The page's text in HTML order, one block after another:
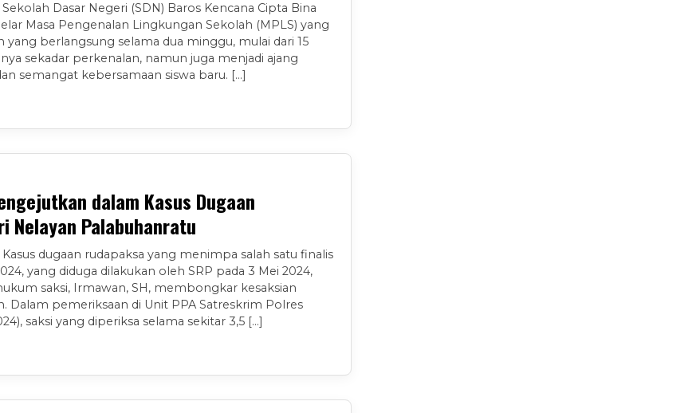
Dasar Negeri (SDN) Baros Kencana Cipta Bina
Masa Pengenalan Lingkungan Sekolah (MPLS) yang
yang berlangsung selama dua minggu, mulai dari 15
sekadar perkenalan, namun juga menjadi ajang
semangat kebersamaan siswa baru. […]
dalam Kasus Dugaan
Nelayan Palabuhanratu
dugaan rudapaksa yang menimpa salah satu finalis
yang diduga dilakukan oleh SRP pada 3 Mei 2024,
saksi, Irmawan, SH, membongkar kesaksian
Dalam pemeriksaan di Unit PPA Satreskrim Polres
saksi yang diperiksa selama sekitar 3,5 […]